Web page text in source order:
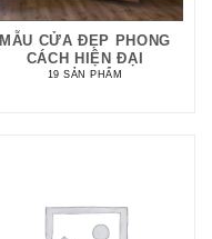
MẪU CỬA ĐẸP PHONG
CÁCH HIỆN ĐẠI
19 SẢN PHẨM